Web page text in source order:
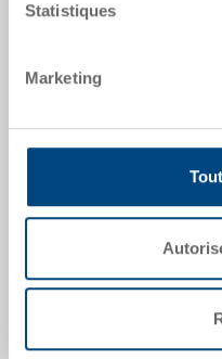
Statistiques
Marketing
Coloris:
Grâce à sa résistance,
parfaitement adapté